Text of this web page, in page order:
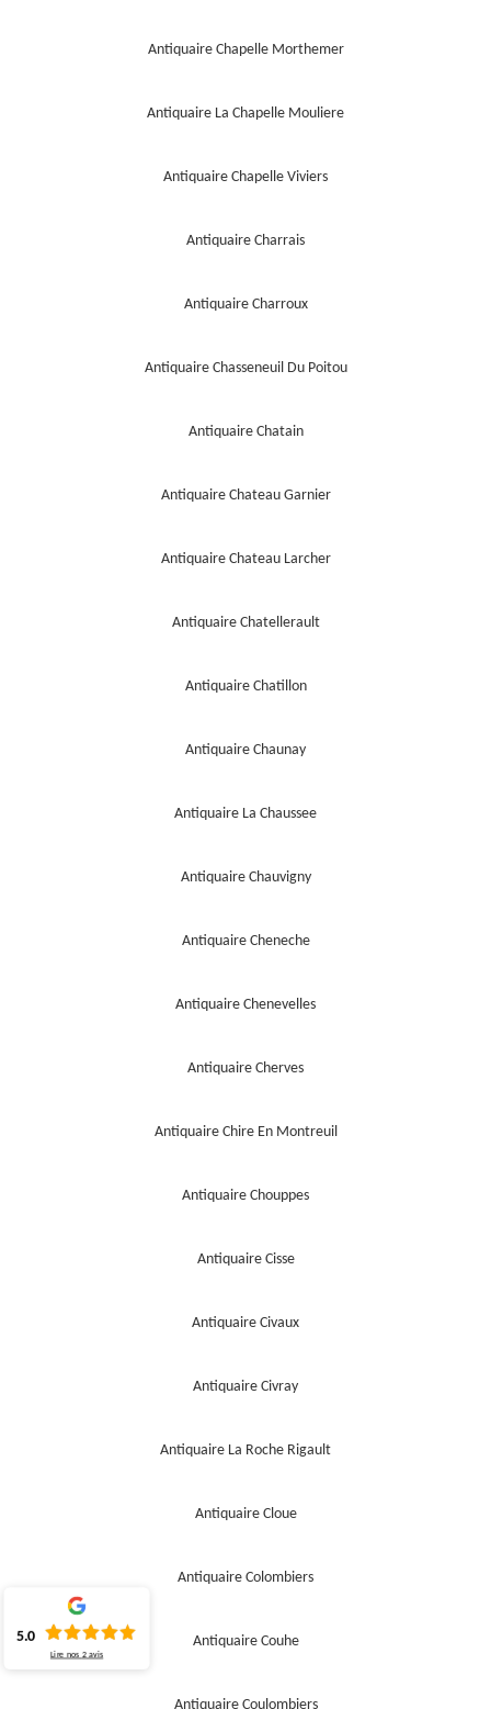
Antiquaire Chapelle Morthemer
Antiquaire La Chapelle Mouliere
Antiquaire Chapelle Viviers
Antiquaire Charrais
Antiquaire Charroux
Antiquaire Chasseneuil Du Poitou
Antiquaire Chatain
Antiquaire Chateau Garnier
Antiquaire Chateau Larcher
Antiquaire Chatellerault
Antiquaire Chatillon
Antiquaire Chaunay
Antiquaire La Chaussee
Antiquaire Chauvigny
Antiquaire Cheneche
Antiquaire Chenevelles
Antiquaire Cherves
Antiquaire Chire En Montreuil
Antiquaire Chouppes
Antiquaire Cisse
Antiquaire Civaux
Antiquaire Civray
Antiquaire La Roche Rigault
Antiquaire Cloue
Antiquaire Colombiers
Antiquaire Couhe
Antiquaire Coulombiers
5.0
Lire nos 2avis